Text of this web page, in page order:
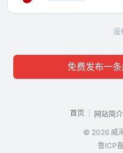
没
免费发布一
首页 网站简介
© 2026 威
鲁ICP